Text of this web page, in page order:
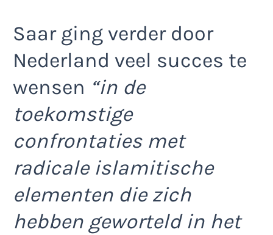
Saar ging verder door
Nederland veel succes te
wensen “in de
toekomstige
confrontaties met
radicale islamitische
elementen die zich
hebben geworteld in het